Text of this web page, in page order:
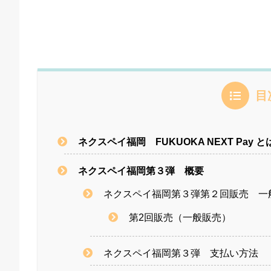
ネクスペイ福岡 FUKUOKA NEXT Pay
ネクスペイ福岡第３弾 概要
ネクスペイ福岡第３弾第２回販売 一
第2回販売（一般販売）
ネクスペイ福岡第３弾 支払い方法